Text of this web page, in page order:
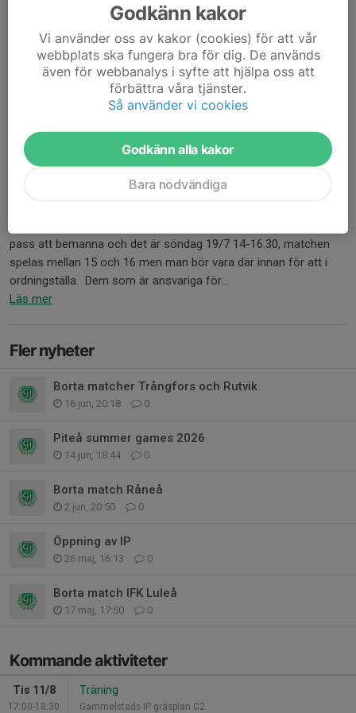
18.45-22.00 Ella
Lördag
pass att bemanna och det är söndag 19/7 14-16.30, matchen
spelas mellan 15 och 16 men man bör vara där innan för att i
ordningställa. Dem som är ansvariga för...
Läs mer
Fler nyheter
Borta matcher Trångfors och Rutvik
16 jun, 20:18 0
Piteå summer games 2026
14 jun, 18:44 0
Borta match Råneå
2 jun, 20:50 0
Öppning av IP
26 maj, 16:13 0
Borta match IFK Luleå
17 maj, 17:50 0
Kommande aktiviteter
Tis 11/8
17:00-18:30
Träning
Gammelstads IP gräsplan C2
Godkänn kakor
Vi använder oss av kakor (cookies) för att vår
webbplats ska fungera bra för dig. De används
även för webbanalys i syfte att hjälpa oss att
förbättra våra tjänster.
Så använder vi cookies
Godkänn alla kakor
Bara nödvändiga